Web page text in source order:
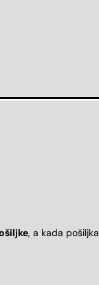
, a kada pošiljka